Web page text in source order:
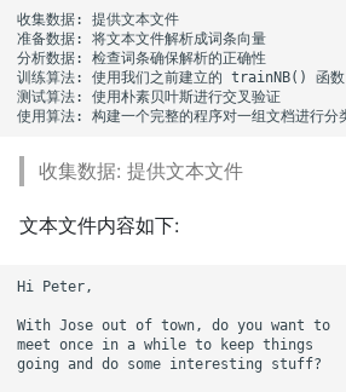
收集数据: 提供文本文件
准备数据: 将文本文件解析成词条向量
分析数据: 检查词条确保解析的正确性
训练算法: 使用我们之前建立的 trainNB() 函数
测试算法: 使用朴素贝叶斯进行交叉验证
收集数据: 提供文本文件
文本文件内容如下:
Hi Peter,
With Jose out of town, do you want to
meet once in a while to keep things
going and do some interesting stuff?